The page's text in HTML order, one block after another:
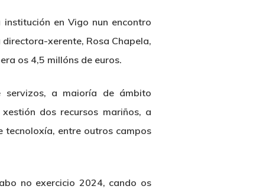
en Vigo nun encontro
xerente, Rosa Chapela,
os 4,5 millóns de euros.
servizos, a maioría de ámbito
dos recursos mariños, a
tecnoloxía, entre outros campos
no exercicio 2024, cando os